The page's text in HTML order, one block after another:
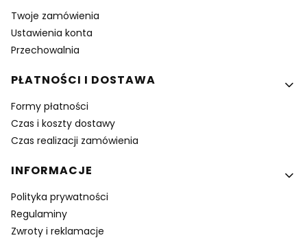
Twoje zamówienia
Ustawienia konta
Przechowalnia
PŁATNOŚCI I DOSTAWA
Formy płatności
Czas i koszty dostawy
Czas realizacji zamówienia
INFORMACJE
Polityka prywatności
Regulaminy
Zwroty i reklamacje